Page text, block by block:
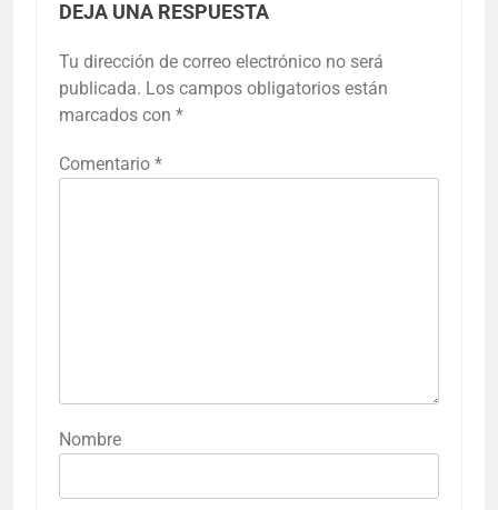
DEJA UNA RESPUESTA
Tu dirección de correo electrónico no será
publicada. Los campos obligatorios están
marcados con *
Comentario *
Nombre